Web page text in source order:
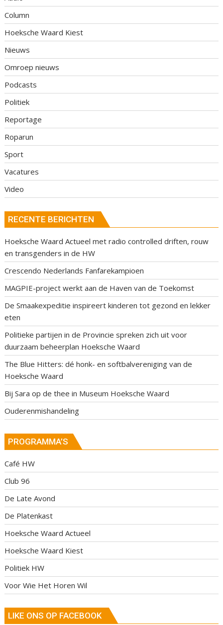
Column
Hoeksche Waard Kiest
Nieuws
Omroep nieuws
Podcasts
Politiek
Reportage
Roparun
Sport
Vacatures
Video
RECENTE BERICHTEN
Hoeksche Waard Actueel met radio controlled driften, rouw
en transgenders in de HW
Crescendo Nederlands Fanfarekampioen
MAGPIE-project werkt aan de Haven van de Toekomst
De Smaakexpeditie inspireert kinderen tot gezond en lekker
eten
Politieke partijen in de Provincie spreken zich uit voor
duurzaam beheerplan Hoeksche Waard
The Blue Hitters: dé honk- en softbalvereniging van de
Hoeksche Waard
Bij Sara op de thee in Museum Hoeksche Waard
Ouderenmishandeling
PROGRAMMA’S
Café HW
Club 96
De Late Avond
De Platenkast
Hoeksche Waard Actueel
Hoeksche Waard Kiest
Politiek HW
Voor Wie Het Horen Wil
LIKE ONS OP FACEBOOK